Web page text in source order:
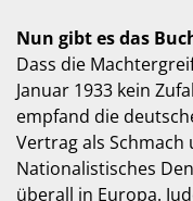
Nun gibt es das
Dass die
Januar 1933 kein
empfand die
Vertrag als
Nationalistisches
überall in Europa.